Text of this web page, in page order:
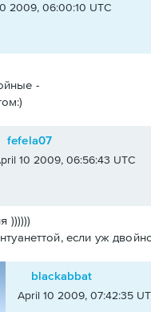
2009, 06:00:10 UTC
-
fefela07
10 2009, 06:56:43 UTC
))))))
если уж
blackabbat
April 10 2009, 07:42:35